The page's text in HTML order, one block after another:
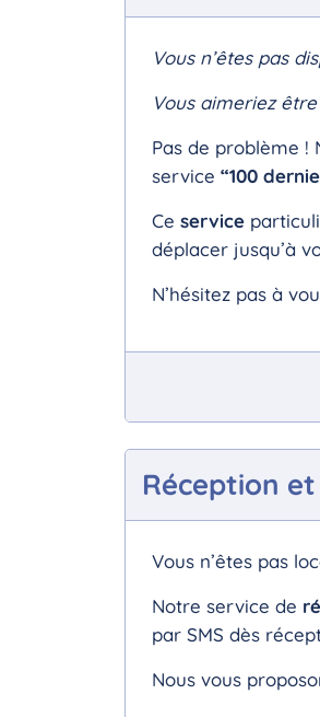
Vous n’êtes pas
Vous aimeriez
Pas de problème !
service “100
Ce service
déplacer jusqu’à
N’hésitez pas à
Réception
Vous n’êtes pas
Notre service de
par SMS dès
Nous vous